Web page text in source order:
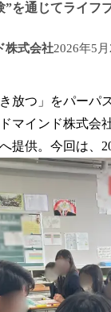
”を通じてライフ
株式会社2026年5
き放つ」をパー
マインド株式会
提供。今回は、